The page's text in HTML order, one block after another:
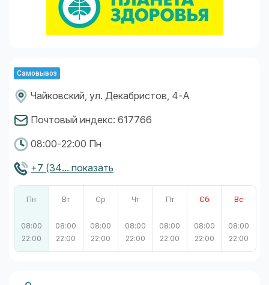
Самовывоз
Чайковский, ул. Декабристов, 4-А
Почтовый индекс: 617766
08:00-22:00 Пн
+7 (34... показать
Пн
08:00
22:00
Вт
08:00
22:00
Ср
08:00
22:00
Чт
08:00
22:00
Пт
08:00
22:00
Сб
08:00
22:00
Вс
08:00
22:00